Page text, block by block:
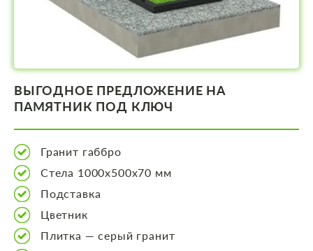
ВЫГОДНОЕ ПРЕДЛОЖЕНИЕ НА
ПАМЯТНИК ПОД КЛЮЧ
Гранит габбро
Стела 1000х500х70 мм
Подставка
Цветник
Плитка — серый гранит